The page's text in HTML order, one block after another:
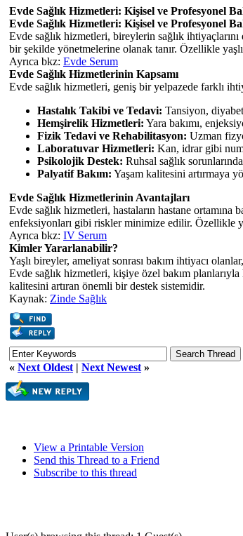
Evde Sağlık Hizmetleri: Kişisel ve Profesyonel
Evde Sağlık Hizmetleri: Kişisel ve Profesyonel
Evde sağlık hizmetleri, bireylerin sağlık
bir şekilde yönetmelerine olanak tanır. Özellikle
Ayrıca bkz: Evde Serum
Evde Sağlık Hizmetlerinin Kapsamı
Evde sağlık hizmetleri, geniş bir yelpazede farklı
Hastalık Takibi ve Tedavi: Tansiyon,
Hemşirelik Hizmetleri: Yara bakımı,
Fizik Tedavi ve Rehabilitasyon: Uzman
Laboratuvar Hizmetleri: Kan, idrar gibi
Psikolojik Destek: Ruhsal sağlık
Palyatif Bakım: Yaşam kalitesini artırmaya
Evde Sağlık Hizmetlerinin Avantajları
Evde sağlık hizmetleri, hastaların hastane ortamına
enfeksiyonları gibi riskler minimize edilir. Özellikle
Ayrıca bkz: IV Serum
Kimler Yararlanabilir?
Yaşlı bireyler, ameliyat sonrası bakım ihtiyacı
Evde sağlık hizmetleri, kişiye özel bakım
kalitesini artıran önemli bir destek sistemidir.
Kaynak: Zinde Sağlık
« Next Oldest | Next Newest »
View a Printable Version
Send this Thread to a Friend
Subscribe to this thread